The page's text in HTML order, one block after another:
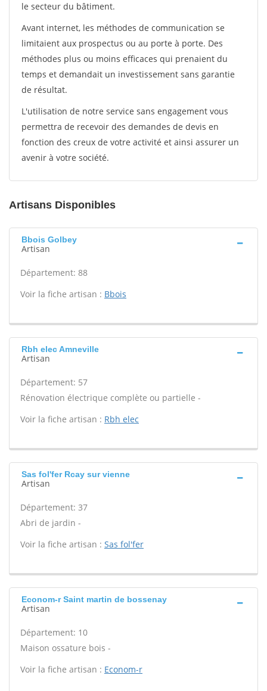
le secteur du bâtiment.
Avant internet, les méthodes de communication se
limitaient aux prospectus ou au porte à porte. Des
méthodes plus ou moins efficaces qui prenaient du
temps et demandait un investissement sans garantie
de résultat.
L'utilisation de notre service sans engagement vous
permettra de recevoir des demandes de devis en
fonction des creux de votre activité et ainsi assurer un
avenir à votre société.
Artisans Disponibles
Bbois Golbey
Artisan
Département: 88
Voir la fiche artisan : Bbois
Rbh elec Amneville
Artisan
Département: 57
Rénovation électrique complète ou partielle -
Voir la fiche artisan : Rbh elec
Sas fol'fer Rcay sur vienne
Artisan
Département: 37
Abri de jardin -
Voir la fiche artisan : Sas fol'fer
Econom-r Saint martin de bossenay
Artisan
Département: 10
Maison ossature bois -
Voir la fiche artisan : Econom-r